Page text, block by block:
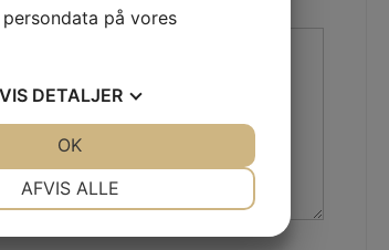
på vores
VIS DETALJER
AFVIS ALLE
OK